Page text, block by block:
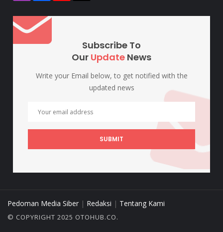
Subscribe To
Our Update News
Write your Email below, to get notified with the
updated news
SUBMIT
Pedoman Media Siber | Redaksi | Tentang Kami
© COPYRIGHT 2025 OTOHUB.CO.